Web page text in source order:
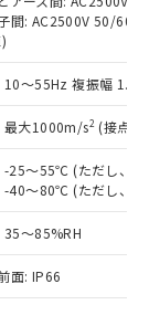
間: AC2500V 50/
10～55Hz 複振幅
最大1000m/s2 (接点
-25～55℃ (ただし、氷
-40～80℃ (ただし、氷
35～85%RH
面: IP66
果は、
デー
り、閲
よび標
とをご
お客
当のオ
売員に
販売拠
ご確認
フェニル
ーテル類
ヘキシ
酸ブチ
ブチル
ル
超える意
お問
カドミウ
ビフェ
ル酸ジ
ベンジ
商品
輸出
、日本
引許
きを
は、完
されな
イ
その他
に一切
する
あり
つ
、ま
制御
確